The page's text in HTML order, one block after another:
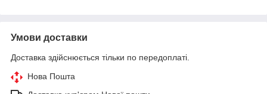
Умови доставки
Доставка здійснюється тільки по передоплаті.
Нова Пошта